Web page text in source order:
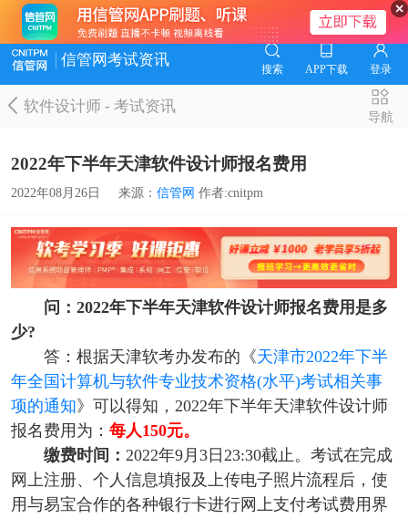
信管网考试资讯
搜索 APP下载 登录
软件设计师-考试资讯
导航
2022年下半年天津软件设计师报名费用
2022年08月26日 来源： 信管网 作者:cnitpm
问：2022年下半年天津软件设计师报名费用是多
少?
答：根据天津软考办发布的《天津市2022年下半
年全国计算机与软件专业技术资格(水平)考试相关事
项的通知》可以得知，2022年下半年天津软件设计师
报名费用为： 每人150元。
缴费时间： 2022年9月3日23:30截止。考试在完成
网上注册、个人信息填报及上传电子照片流程后，使
用与易宝合作的各种银行卡进行网上支付考试费用界